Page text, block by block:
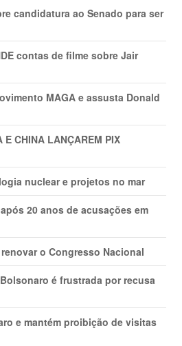
candidatura ao Senado para ser
contas de filme sobre Jair
MAGA e assusta Donald
E CHINA LANÇAREM PIX
nuclear e projetos no mar
20 anos de acusações em
o Congresso Nacional
é frustrada por recusa
e mantém proibição de visitas